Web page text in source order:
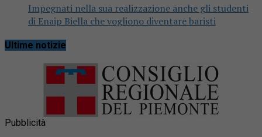
Impegnati nella sua realizzazione anche gli studenti
di Enaip Biella che vogliono diventare baristi
Ultime notizie
Pubblicità